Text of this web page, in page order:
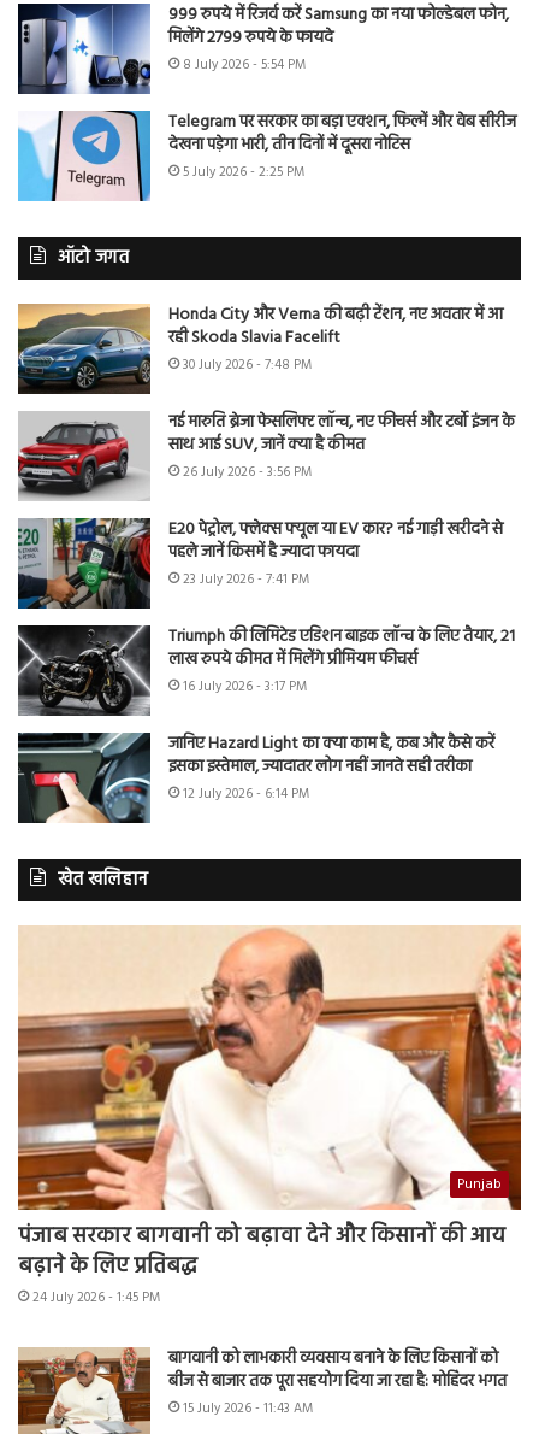
999 रुपये में रिजर्व करें Samsung का नया फोल्डेबल फोन,
मिलेंगे 2799 रुपये के फायदे
8 July 2026 - 5:54 PM
Telegram पर सरकार का बड़ा एक्शन, फिल्में और वेब सीरीज
देखना पड़ेगा भारी, तीन दिनों में दूसरा नोटिस
5 July 2026 - 2:25 PM
ऑटो जगत
Honda City और Verna की बढ़ी टेंशन, नए अवतार में आ
रही Skoda Slavia Facelift
30 July 2026 - 7:48 PM
नई मारुति ब्रेजा फेसलिफ्ट लॉन्च, नए फीचर्स और टर्बो इंजन के
साथ आई SUV, जानें क्या है कीमत
26 July 2026 - 3:56 PM
E20 पेट्रोल, फ्लेक्स फ्यूल या EV कार? नई गाड़ी खरीदने से
पहले जानें किसमें है ज्यादा फायदा
23 July 2026 - 7:41 PM
Triumph की लिमिटेड एडिशन बाइक लॉन्च के लिए तैयार, 21
लाख रुपये कीमत में मिलेंगे प्रीमियम फीचर्स
16 July 2026 - 3:17 PM
जानिए Hazard Light का क्या काम है, कब और कैसे करें
इसका इस्तेमाल, ज्यादातर लोग नहीं जानते सही तरीका
12 July 2026 - 6:14 PM
खेत खलिहान
Punjab
पंजाब सरकार बागवानी को बढ़ावा देने और किसानों की आय
बढ़ाने के लिए प्रतिबद्ध
24 July 2026 - 1:45 PM
बागवानी को लाभकारी व्यवसाय बनाने के लिए किसानों को
बीज से बाजार तक पूरा सहयोग दिया जा रहा है: मोहिंदर भगत
15 July 2026 - 11:43 AM